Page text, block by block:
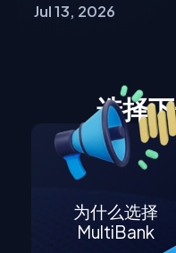
Jul 13, 2026
选择
为什么选择
MultiBank